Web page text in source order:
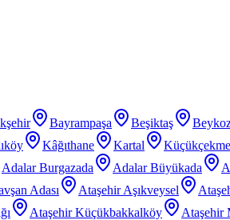
Bayrampaşa Beşiktaş
Kâğıthane Kartal
Adalar Burgazada Adalar Büyükada
Adası Ataşehir Aşıkveysel
Ataşehir Küçükbakkalköy Ataşehir